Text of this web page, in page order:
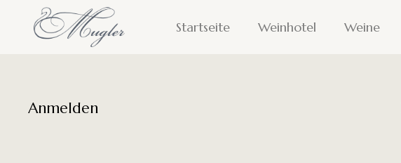
Startseite Weinhotel Weine
Anmelden